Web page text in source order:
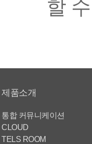
할
제품소개
통합 커뮤니케이션
CLOUD
TELS ROOM